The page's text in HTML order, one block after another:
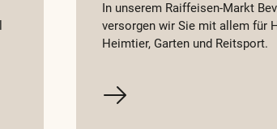
In unserem Raiffeisen-Markt
versorgen wir Sie mit allem für
Heimtier, Garten und Reitsport.